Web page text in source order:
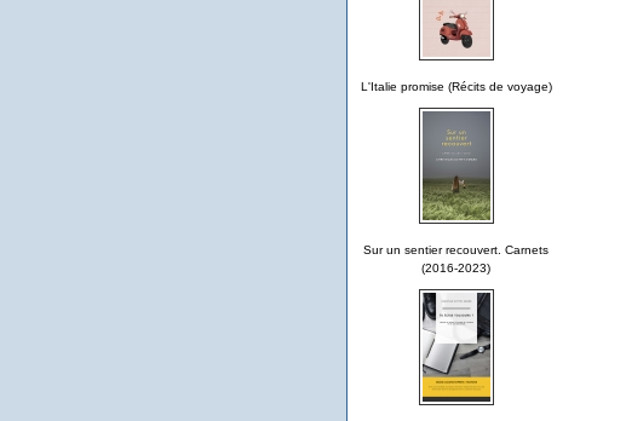
L'Italie promise (Récits de voyage)
Sur un sentier recouvert. Carnets
(2016-2023)